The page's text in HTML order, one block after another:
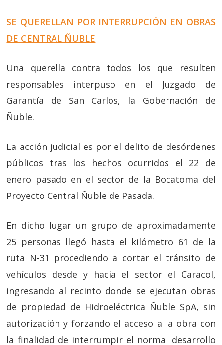
SE QUERELLAN POR INTERRUPCIÓN EN OBRAS
DE CENTRAL ÑUBLE
Una querella contra todos los que resulten
responsables interpuso en el Juzgado de
Garantía de San Carlos, la Gobernación de
Ñuble.
La acción judicial es por el delito de desórdenes
públicos tras los hechos ocurridos el 22 de
enero pasado en el sector de la Bocatoma del
Proyecto Central Ñuble de Pasada.
En dicho lugar un grupo de aproximadamente
25 personas llegó hasta el kilómetro 61 de la
ruta N-31 procediendo a cortar el tránsito de
vehículos desde y hacia el sector el Caracol,
ingresando al recinto donde se ejecutan obras
de propiedad de Hidroeléctrica Ñuble SpA, sin
autorización y forzando el acceso a la obra con
la finalidad de interrumpir el normal desarrollo